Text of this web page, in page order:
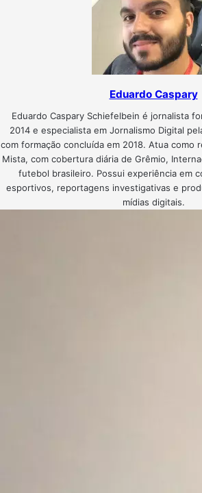
Eduardo Caspary
Eduardo Caspary Schiefelbein é jornalista
2014 e especialista em Jornalismo Digital
com formação concluída em 2018. Atua como
Mista, com cobertura diária de Grêmio,
futebol brasileiro. Possui experiência em
esportivos, reportagens investigativas e
mídias digitais.